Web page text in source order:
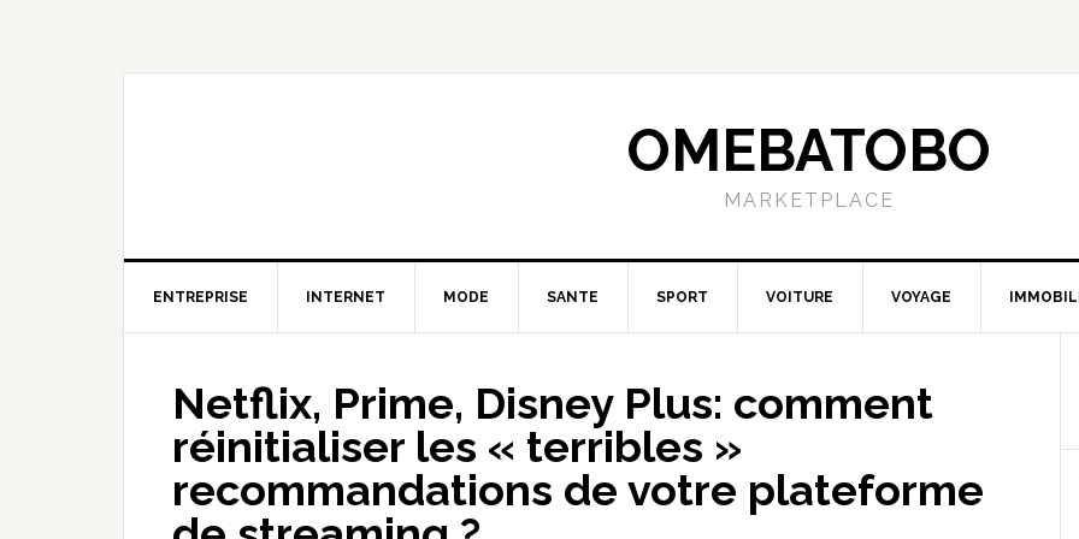
OMEBATOBO
MARKETPLACE
ENTREPRISE INTERNET MODE SANTE SPORT VOITURE VOYAGE
Netflix, Prime, Disney Plus: comment
réinitialiser les « terribles »
recommandations de votre plateforme